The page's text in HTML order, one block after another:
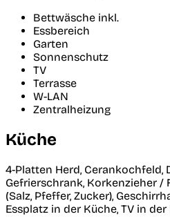
Bettwäsche inkl.
Essbereich
Garten
Sonnenschutz
TV
Terrasse
W-LAN
Zentralheizung
Küche
4-Platten Herd, Cerankochfeld,
Gefrierschrank, Korkenzieher /
(Salz, Pfeffer, Zucker),
Essplatz in der Küche, TV in